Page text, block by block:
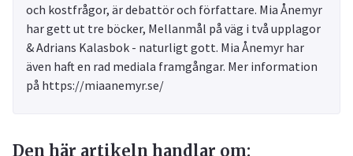
och kostfrågor, är debattör och författare. Mia Ånemyr
har gett ut tre böcker, Mellanmål på väg i två upplagor
& Adrians Kalasbok - naturligt gott. Mia Ånemyr har
även haft en rad mediala framgångar. Mer information
på https://miaanemyr.se/
Den här artikeln handlar om: